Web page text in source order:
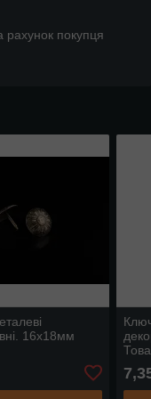
рахунок покупця
16х18мм